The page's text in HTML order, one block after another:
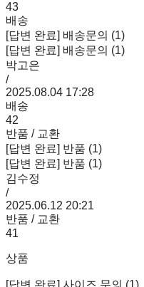
43
배송
[답변 완료] 배송문의 (1)
[답변 완료] 배송문의 (1)
박고은
/
2025.08.04 17:28
배송
42
반품 / 교환
[답변 완료] 반품 (1)
[답변 완료] 반품 (1)
김수정
/
2025.06.12 20:21
반품 / 교환
41
상품